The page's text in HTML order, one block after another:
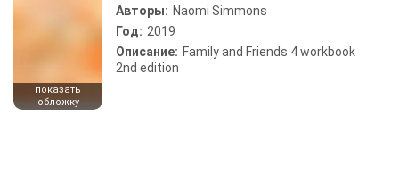
показать
обложку
Авторы: Naomi Simmons
Год: 2019
Описание: Family and Friends 4 workbook
2nd edition